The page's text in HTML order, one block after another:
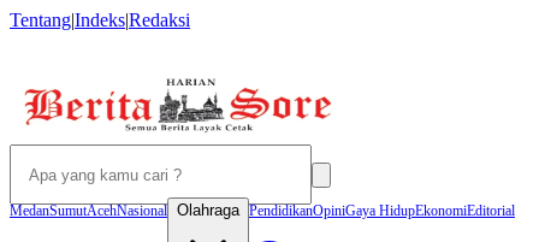
Tentang|Indeks|Redaksi
MedanSumutAcehNasional Olahraga PendidikanOpiniGaya HidupEkonomiEditorial